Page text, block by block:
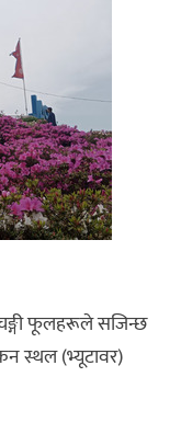
फूलहरूले सजिन्छ
स्थल (भ्यूटावर)